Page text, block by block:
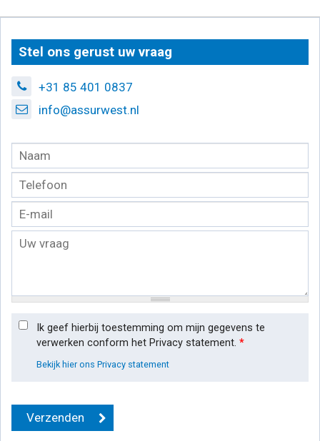
Stel ons gerust uw vraag
+31 85 401 0837
info@assurwest.nl
Ik geef hierbij toestemming om mijn gegevens te
verwerken conform het Privacy statement. *
Bekijk hier ons Privacy statement